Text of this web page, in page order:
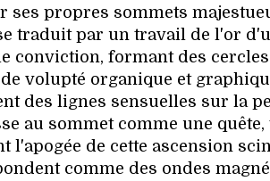
propres sommets
traduit par un travail de l'or
conviction, formant des
volupté organique et
des lignes sensuelles sur la
au sommet comme une quête,
de cette ascension
comme des ondes